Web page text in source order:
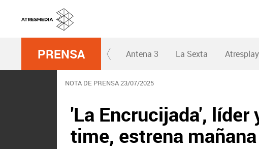
PRENSA Antena 3 La Sexta
NOTA DE PRENSA 23/07/2025
'La Encrucijada',
time, estrena